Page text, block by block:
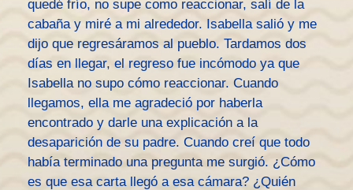
quedé frío, no supe como reaccionar, salí de la
cabaña y miré a mi alrededor. Isabella salió y me
dijo que regresáramos al pueblo. Tardamos dos
días en llegar, el regreso fue incómodo ya que
Isabella no supo cómo reaccionar. Cuando
llegamos, ella me agradeció por haberla
encontrado y darle una explicación a la
desaparición de su padre. Cuando creí que todo
había terminado una pregunta me surgió. ¿Cómo
es que esa carta llegó a esa cámara? ¿Quién